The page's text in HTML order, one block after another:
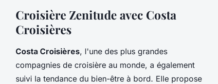
Croisière Zenitude avec Costa
Croisières
Costa Croisières, l'une des plus grandes
compagnies de croisière au monde, a également
suivi la tendance du bien-être à bord. Elle propose